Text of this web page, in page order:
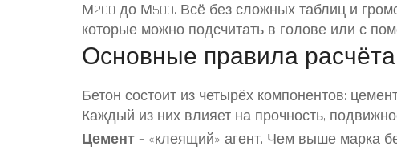
М200 до М500. Всё без сложных таблиц и
которые можно подсчитать в голове или с
Основные правила расчёта
Бетон состоит из четырёх компонентов:
Каждый из них влияет на прочность,
Цемент – «клеящий» агент. Чем выше марка